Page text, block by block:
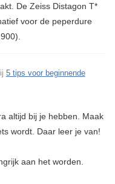
De Zeiss Distagon T*
voor de peperdure
5 tips voor beginnende
altijd bij je hebben. Maak
wordt. Daar leer je van!
aan het worden.